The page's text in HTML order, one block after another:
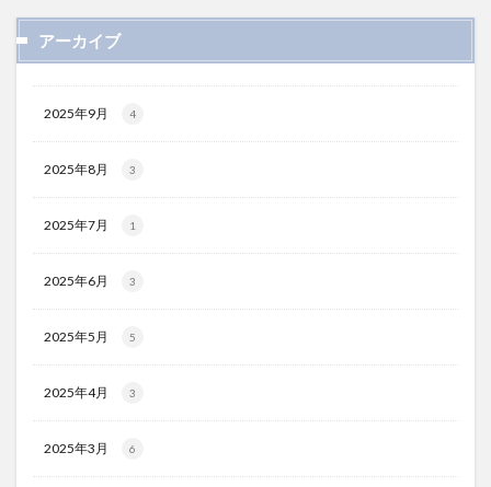
アーカイブ
2025年9月 4
2025年8月 3
2025年7月 1
2025年6月 3
2025年5月 5
2025年4月 3
2025年3月 6